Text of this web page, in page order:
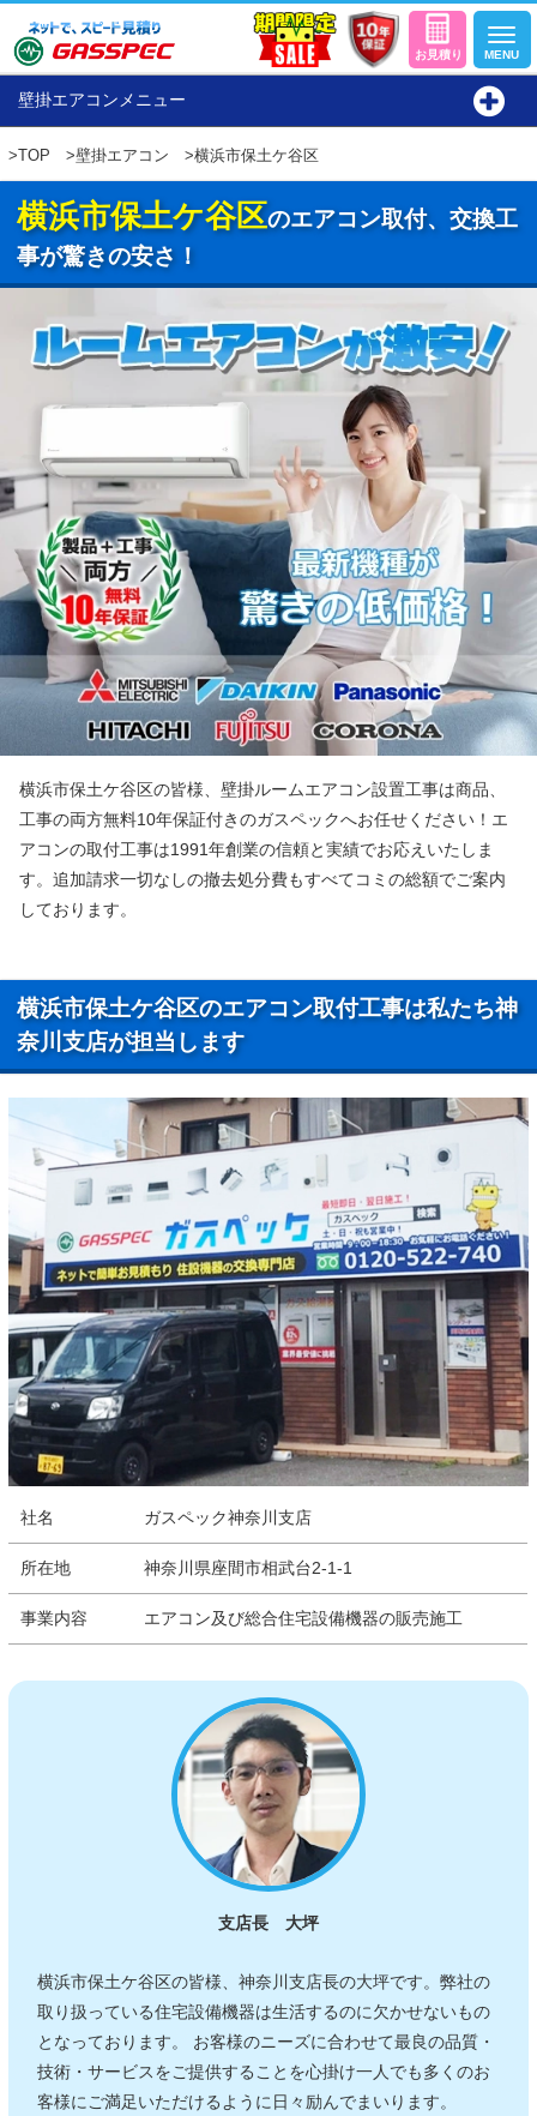
壁掛エアコンメニュー
>TOP >壁掛エアコン >横浜市保土ケ谷区
横浜市保土ケ谷区のエアコン取付、交換工
事が驚きの安さ！
横浜市保土ケ谷区の皆様、壁掛ルームエアコン設置工事は商品、
工事の両方無料10年保証付きのガスペックへお任せください！エ
アコンの取付工事は1991年創業の信頼と実績でお応えいたしま
す。追加請求一切なしの撤去処分費もすべてコミの総額でご案内
しております。
横浜市保土ケ谷区のエアコン取付工事は私たち神
奈川支店が担当します
社名 ガスペック神奈川支店
所在地 神奈川県座間市相武台2-1-1
事業内容 エアコン及び総合住宅設備機器の販売施工
支店長 大坪
横浜市保土ケ谷区の皆様、神奈川支店長の大坪です。弊社の
取り扱っている住宅設備機器は生活するのに欠かせないもの
となっております。 お客様のニーズに合わせて最良の品質・
技術・サービスをご提供することを心掛け一人でも多くのお
客様にご満足いただけるように日々励んでまいります。